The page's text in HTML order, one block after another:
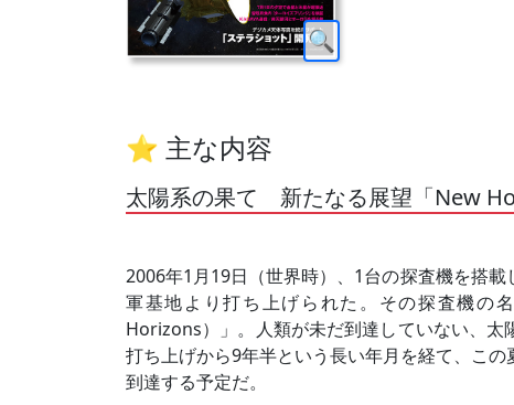
⭐ 主な内容
太陽系の果て 新たなる展望「New
2006年1月19日（世界時）、1台の探査機を搭
軍基地より打ち上げられた。その探査機の
Horizons）」。人類が未だ到達していない、太
打ち上げから9年半という長い年月を経て、こ
到達する予定だ。